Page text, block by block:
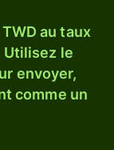
au taux
Utilisez le
envoyer,
comme un